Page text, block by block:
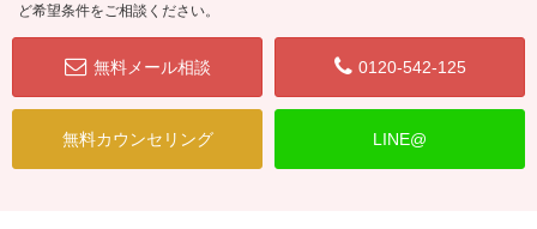
ど希望条件をご相談ください。
無料メール相談 0120-542-125
無料カウンセリング LINE@